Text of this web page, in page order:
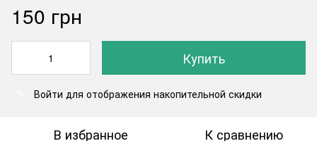
150 грн
Купить
Войти для отображения накопительной скидки
В избранное К сравнению